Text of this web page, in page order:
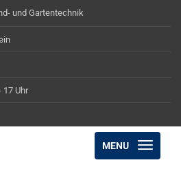
und Gartentechnik
17 Uhr
MENU